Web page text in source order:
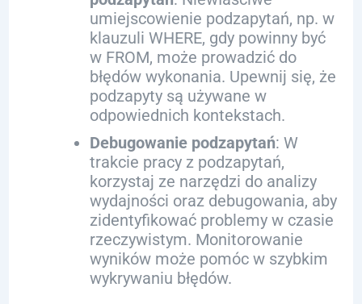
umiejscowienie podzapytań, np. w
klauzuli WHERE, gdy powinny być
w FROM, może prowadzić do
błędów wykonania. Upewnij się, że
podzapyty są używane w
odpowiednich kontekstach.
Debugowanie podzapytań: W
trakcie pracy z podzapytań,
korzystaj ze narzędzi do analizy
wydajności oraz debugowania, aby
zidentyfikować problemy w czasie
rzeczywistym. Monitorowanie
wyników może pomóc w szybkim
wykrywaniu błędów.